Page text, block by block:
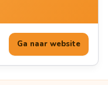
Ga naar website